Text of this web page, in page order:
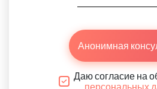
Анонимная
Даю согласие на
персональных